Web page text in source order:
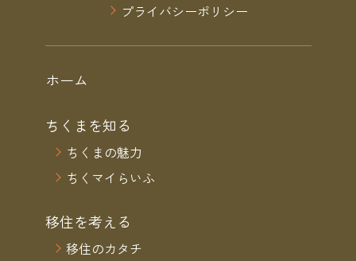
プライバシーポリシー
ホーム
ちくまを知る
ちくまの魅力
ちくマイらいふ
移住を考える
移住のカタチ